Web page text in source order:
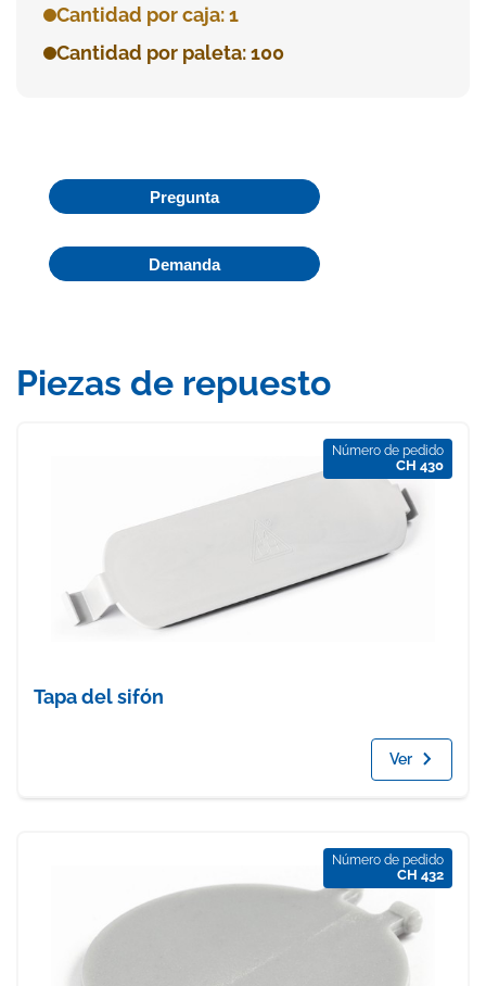
Cantidad por caja: 1
Cantidad por paleta: 100
Pregunta
Demanda
Piezas de repuesto
Número de pedido
CH 430
Tapa del sifón
Ver
Número de pedido
CH 432